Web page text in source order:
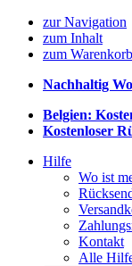
zur Navigation
zum Inhalt
zum Warenkorb
Nachhaltig
Belgien:
Kostenloser
Hilfe
Wo ist
Kontakt
Alle